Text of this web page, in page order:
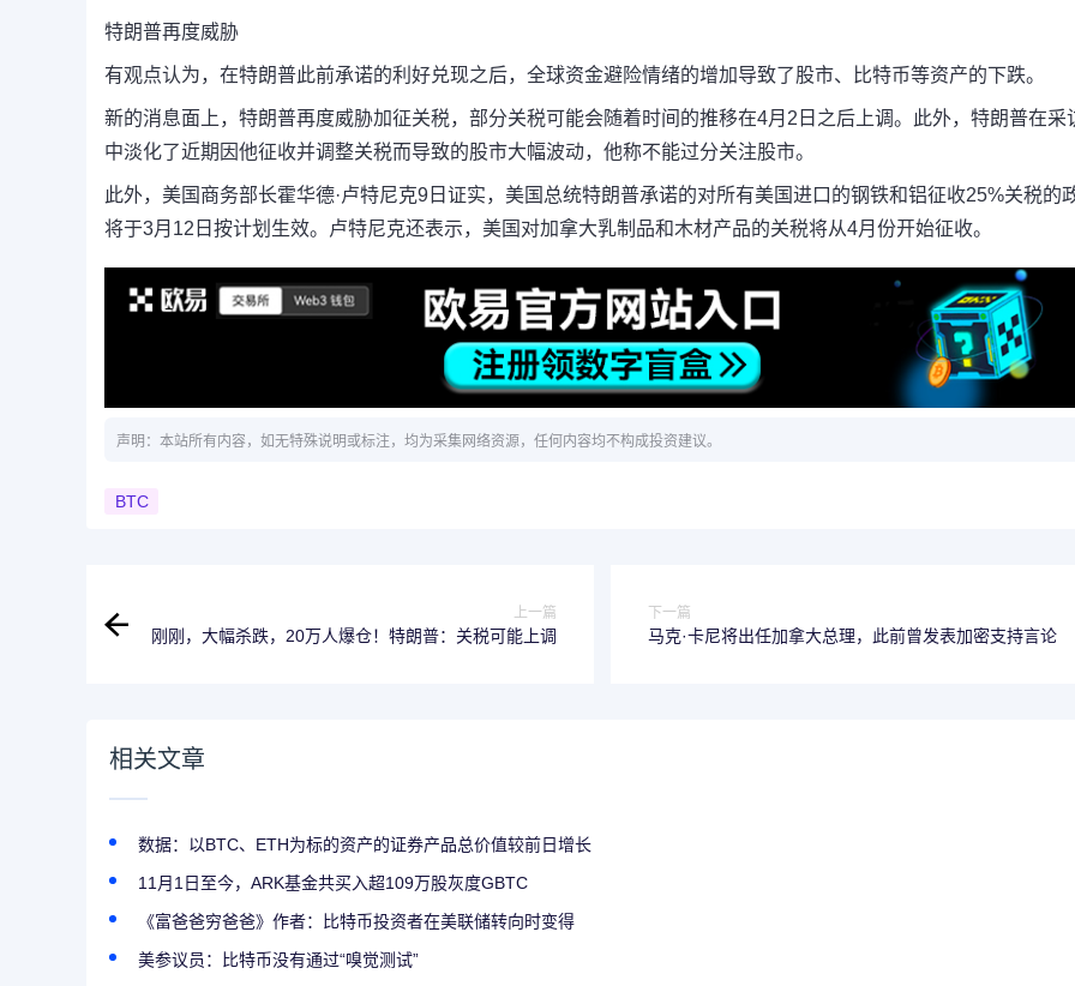
特朗普再度威胁
有观点认为，在特朗普此前承诺的利好兑现之后，全球资金避险情绪的增加导致了股市、比特币等资产的下跌。
新的消息面上，特朗普再度威胁加征关税，部分关税可能会随着时间的推移在4月2日之后上调。此外，特朗普在采
中淡化了近期因他征收并调整关税而导致的股市大幅波动，他称不能过分关注股市。
此外，美国商务部长霍华德·卢特尼克9日证实，美国总统特朗普承诺的对所有美国进口的钢铁和铝征收25%关税的
将于3月12日按计划生效。卢特尼克还表示，美国对加拿大乳制品和木材产品的关税将从4月份开始征收。
声明：本站所有内容，如无特殊说明或标注，均为采集网络资源，任何内容均不构成投资建议。
BTC
上一篇
刚刚，大幅杀跌，20万人爆仓！特朗普：关税可能上调
下一篇
马克·卡尼将出任加拿大总理，此前曾发表加密支持言论
相关文章
数据：以BTC、ETH为标的资产的证券产品总价值较前日增长
11月1日至今，ARK基金共买入超109万股灰度GBTC
《富爸爸穷爸爸》作者：比特币投资者在美联储转向时变得
美参议员：比特币没有通过“嗅觉测试”